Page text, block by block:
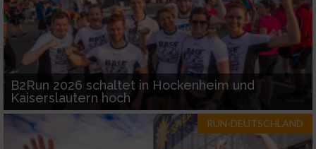
B2Run 2026 schaltet in Hockenheim und
Kaiserslautern hoch
RUN-DEUTSCHLAND